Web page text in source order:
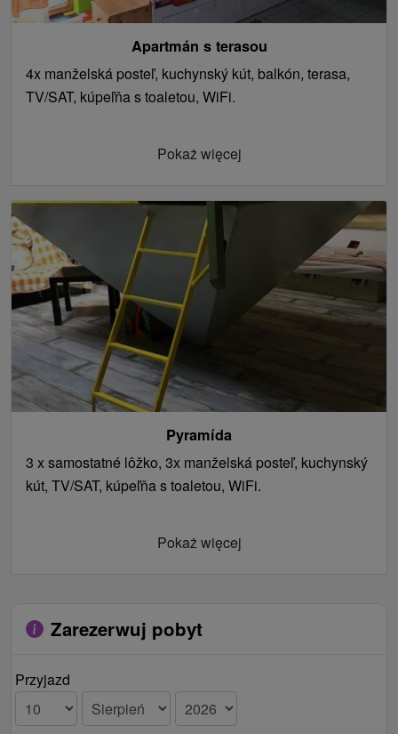
Apartmán s terasou
4x manželská posteľ, kuchynský kút, balkón, terasa,
TV/SAT, kúpeľňa s toaletou, WiFi.
Pokaż więcej
Pyramída
3 x samostatné lôžko, 3x manželská posteľ, kuchynský
kút, TV/SAT, kúpeľňa s toaletou, WiFi.
Pokaż więcej
Zarezerwuj pobyt
Przyjazd